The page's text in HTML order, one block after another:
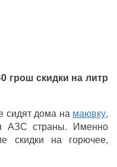
грош скидки на литр
сидят дома на маювку,
АЗС страны. Именно
скидки на горючее,